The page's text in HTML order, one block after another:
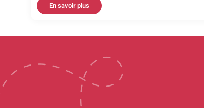
En savoir plus